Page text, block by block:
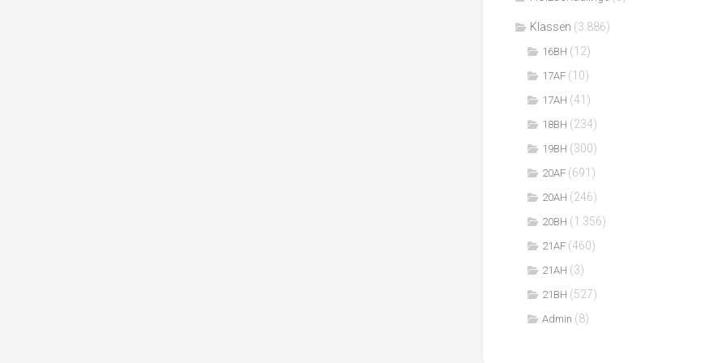
Klassen (3.886)
16BH (12)
17AF (10)
17AH (41)
18BH (234)
19BH (300)
20AF (691)
20AH (246)
20BH (1.356)
21AF (460)
21AH (3)
21BH (527)
Admin (8)